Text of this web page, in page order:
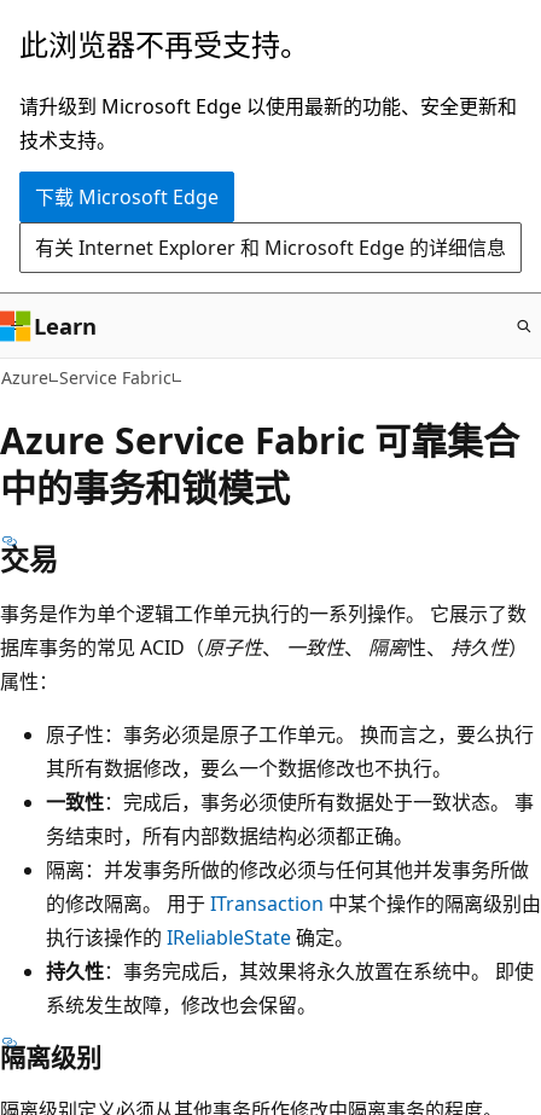
跳
主
要
内
此浏览器不再受支持。
请升级到 Microsoft Edge 以使用最新的功能、安全更新和
技术支持。
下载 Microsoft Edge
有关 Internet Explorer 和 Microsoft Edge 的详细信息
Learn
Azure Service Fabric
Azure Service Fabric 可靠集合
中的事务和锁模式
交易
事务是作为单个逻辑工作单元执行的一系列操作。 它展示了数
据库事务的常见 ACID（原子性、 一致性、 隔离性、 持久性）
属性：
原子性：事务必须是原子工作单元。 换而言之，要么执行
其所有数据修改，要么一个数据修改也不执行。
一致性：完成后，事务必须使所有数据处于一致状态。 事
务结束时，所有内部数据结构必须都正确。
隔离：并发事务所做的修改必须与任何其他并发事务所做
的修改隔离。 用于ITransaction 中某个操作的隔离级别由
执行该操作的 IReliableState确定。
持久性：事务完成后，其效果将永久放置在系统中。 即使
系统发生故障，修改也会保留。
隔离级别
隔离级别定义必须从其他事务所作修改中隔离事务的程度。